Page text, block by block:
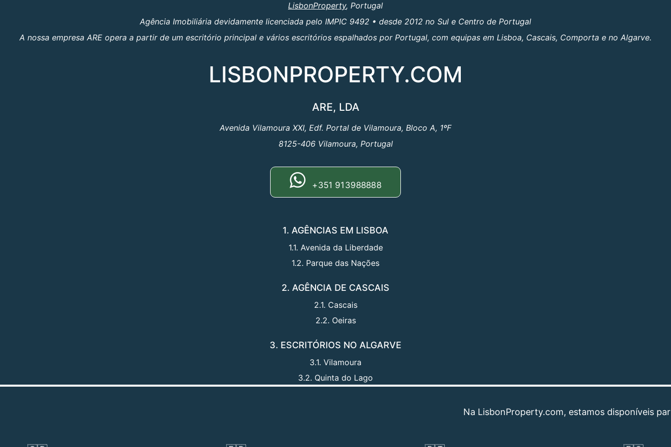
LisbonProperty, Portugal
Agência Imobiliária devidamente licenciada pelo IMPIC 9492 • desde 2012 no Sul e Centro de Portugal
A nossa empresa ARE opera a partir de um escritório principal e vários escritórios espalhados por Portugal, com equipas em Lisboa, Cascais, Comporta e no Algarve.
LISBONPROPERTY.COM
ARE, LDA
Avenida Vilamoura XXI, Edf. Portal de Vilamoura, Bloco A, 1ºF
8125-406 Vilamoura, Portugal
+351 913988888
1. AGÊNCIAS EM LISBOA
1.1. Avenida da Liberdade
1.2. Parque das Nações
2. AGÊNCIA DE CASCAIS
2.1. Cascais
2.2. Oeiras
3. ESCRITÓRIOS NO ALGARVE
3.1. Vilamoura
3.2. Quinta do Lago
Na LisbonProperty.com, estamos disponíveis para